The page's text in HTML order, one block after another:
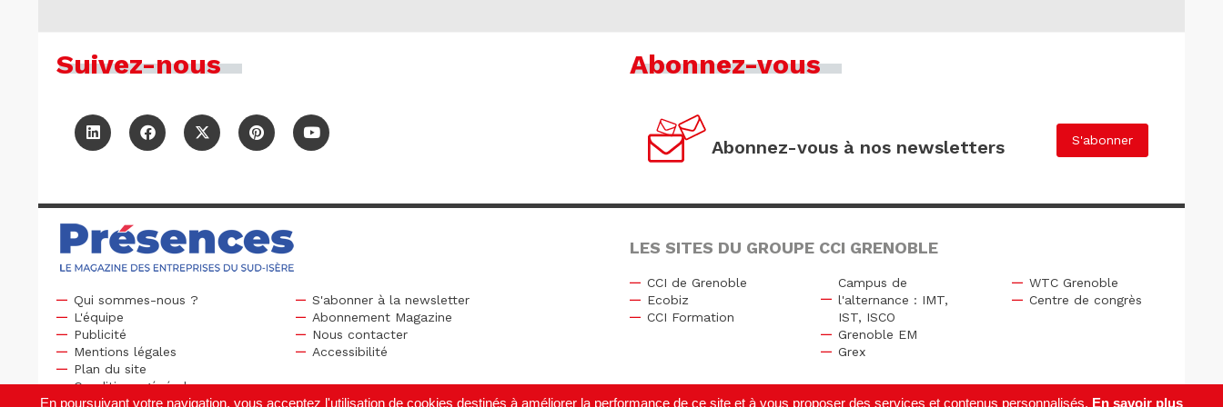
Suivez-nous Abonnez-vous
Abonnez-vous à nos newsletters S'abonner
Qui sommes-nous ?
L'équipe
Publicité
S'abonner à la newsletter
Abonnement Magazine
Nous contacter
Mentions légales
Plan du site
Conditions générales
Accessibilité
LES SITES DU GROUPE CCI GRENOBLE
CCI de Grenoble
Ecobiz
CCI Formation
Campus de
l'alternance : IMT,
IST, ISCO
Grenoble EM
Grex
WTC Grenoble
Centre de congrès
En poursuivant votre navigation, vous acceptez l'utilisation de cookies destinés à améliorer la performance de ce site et à vous proposer des services et contenus personnalisés. En savoir plus